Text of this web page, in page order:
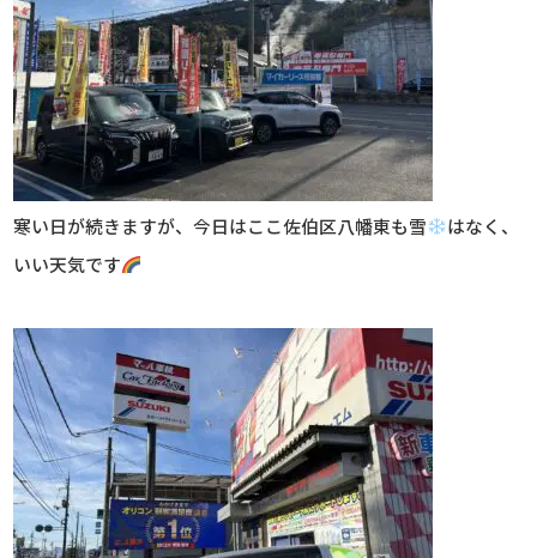
寒い日が続きますが、今日はここ佐伯区八幡東も雪
はなく、
いい天気です